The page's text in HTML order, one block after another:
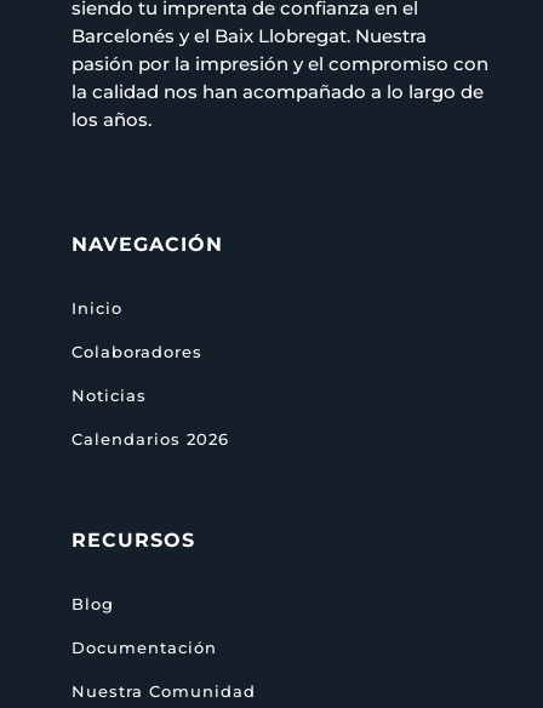
siendo tu imprenta de confianza en el
Barcelonés y el Baix Llobregat. Nuestra
pasión por la impresión y el compromiso con
la calidad nos han acompañado a lo largo de
los años.
NAVEGACIÓN
Inicio
Colaboradores
Noticias
Calendarios 2026
RECURSOS
Blog
Documentación
Nuestra Comunidad